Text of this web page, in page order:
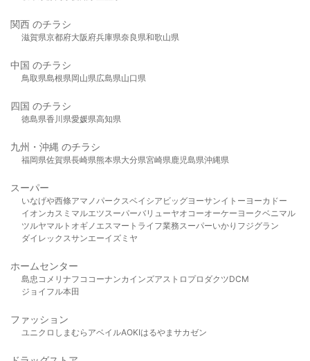
関西 のチラシ
滋賀県京都府大阪府兵庫県奈良県和歌山県
中国 のチラシ
鳥取県島根県岡山県広島県山口県
四国 のチラシ
徳島県香川県愛媛県高知県
九州・沖縄 のチラシ
福岡県佐賀県長崎県熊本県大分県宮崎県鹿児島県沖縄県
スーパー
いなげや西條アマノパークスベイシア ビッグヨーサンイトーヨーカドー
イオンカスミ マルエツスーパーバリューヤオコーオーケー ヨークベニマル
ツルヤマルト オギノ エスマート ライフ業務スーパーいかり フジグラン
ダイレックスサンエーイズミヤ
ホームセンター
島忠 コメリ ナフコ コーナンカインズアストロプロダクツDCM
ジョイフル本田
ファッション
ユニクロ しまむら アベイルAOKIはるやま サカゼン